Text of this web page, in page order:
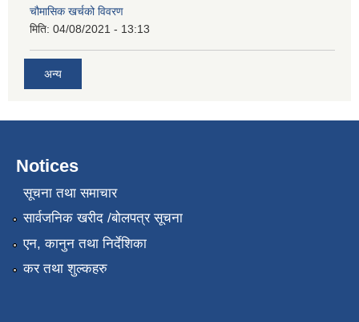
चौमासिक खर्चको विवरण
मिति: 04/08/2021 - 13:13
अन्य
Notices
सूचना तथा समाचार
सार्वजनिक खरीद /बोलपत्र सूचना
एन, कानुन तथा निर्देशिका
कर तथा शुल्कहरु